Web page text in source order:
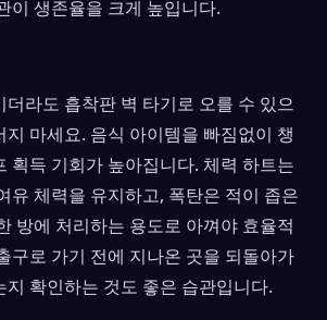
이 생존율을 크게 높입니다.
더라도 흡착판 벽 타기로 오를 수 있으
마세요. 음식 아이템을 빠짐없이 챙
획득 기회가 높아집니다. 체력 하트는
유 체력을 유지하고, 폭탄은 적이 좁은
방에 처리하는 용도로 아껴야 효율적
구로 가기 전에 지나온 곳을 되돌아가
지 확인하는 것도 좋은 습관입니다.